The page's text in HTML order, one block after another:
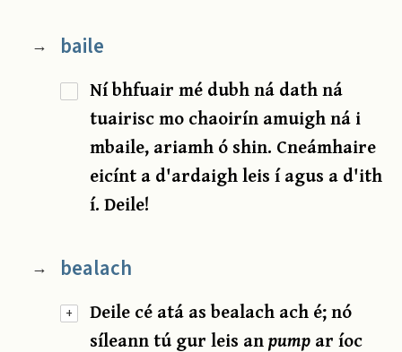
→ baile
Ní bhfuair mé dubh ná dath ná
tuairisc mo chaoirín amuigh ná i
mbaile, ariamh ó shin. Cneámhaire
eicínt a d'ardaigh leis í agus a d'ith
í. Deile!
+
→ bealach
Deile cé atá as bealach ach é; nó
síleann tú gur leis anpumpar íoc